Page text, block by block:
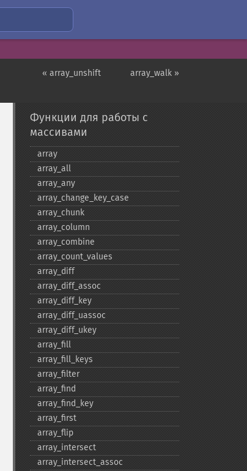
array_walk »
« array_unshift
Функции для работы с
массивами
array
array_​all
array_​any
array_​change_​key_​case
array_​chunk
array_​column
array_​combine
array_​count_​values
array_​diff
array_​diff_​assoc
array_​diff_​key
array_​diff_​uassoc
array_​diff_​ukey
array_​fill
array_​fill_​keys
array_​filter
array_​find
array_​find_​key
array_​first
array_​flip
array_​intersect
array_​intersect_​assoc